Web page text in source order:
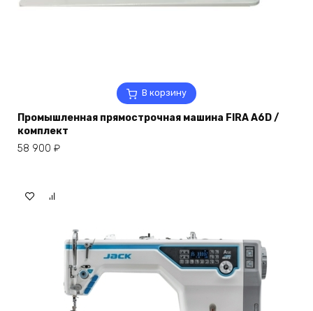
В корзину
Промышленная прямострочная машина FIRA A6D /
комплект
58 900 ₽